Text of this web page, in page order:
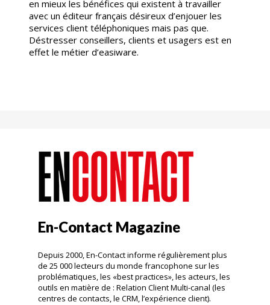
en mieux les bénéfices qui existent à travailler
avec un éditeur français désireux d’enjouer les
services client téléphoniques mais pas que.
Déstresser conseillers, clients et usagers est en
effet le métier d’easiware.
En-Contact Magazine
Depuis 2000, En-Contact informe régulièrement plus
de 25 000 lecteurs du monde francophone sur les
problématiques, les «best practices», les acteurs, les
outils en matière de : Relation Client Multi-canal (les
centres de contacts, le CRM, l’expérience client).